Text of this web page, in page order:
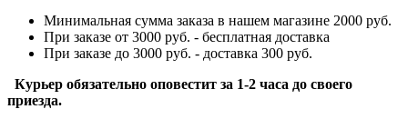
Минимальная сумма заказа в нашем магазине 2000 руб.
При заказе от 3000 руб. - бесплатная доставка
При заказе до 3000 руб. - доставка 300 руб.
Курьер обязательно оповестит за 1-2 часа до своего
приезда.